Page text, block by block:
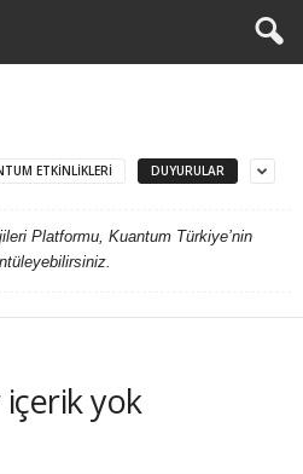
ETKINLIKLERI DUYURULAR
Platformu, Kuantum Türkiye’nin
yok